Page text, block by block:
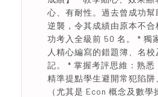
心、有耐性。過去曾成功
逆襲，令其成績由原本不
功考入全級前 50 名。 * 獨
人精心編寫的錯題簿、名
記。 * 掌握考評思維：熟悉
精準提點學生避開常犯陷阱
（尤其是 Econ 概念及數